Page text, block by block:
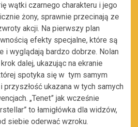
wątki czarnego charakteru i jego
żony, sprawnie przecinają ze
akcji. Na pierwszy plan
efekty specjalne, które są
i wyglądają bardzo dobrze. Nolan
dalej, ukazując na ekranie
spotyka się w tym samym
przyszłość ukazana w tych samych
„Tenet” jak wcześnie
to łamigłówka dla widzów,
siebie oderwać wzroku.